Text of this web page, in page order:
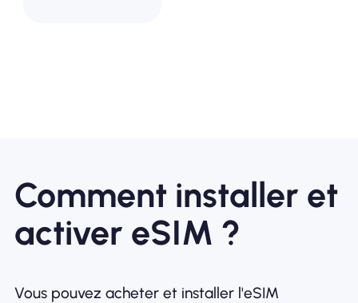
Comment installer et
activer eSIM ?
Vous pouvez acheter et installer l'eSIM